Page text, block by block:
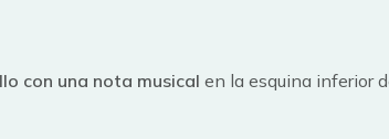
con una nota musical en la esquina inferior